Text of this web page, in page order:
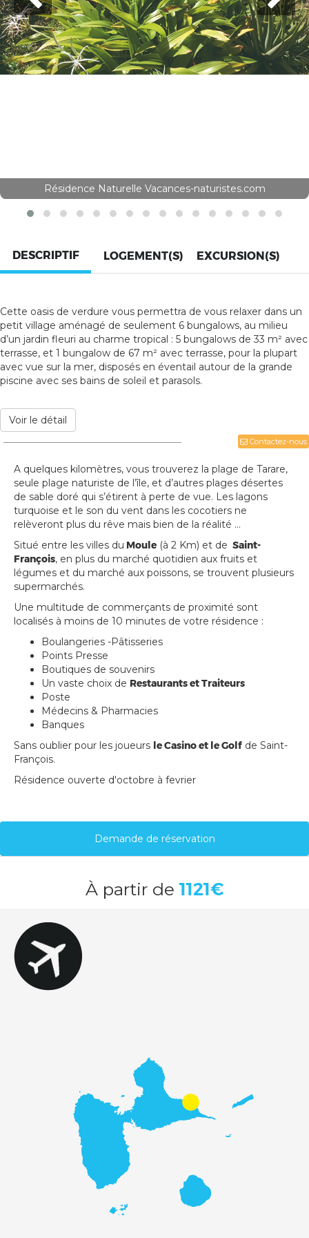
Résidence Naturelle Vacances-naturistes.com
DESCRIPTIF LOGEMENT(S) EXCURSION(S)
Cette oasis de verdure vous permettra de vous relaxer dans un
petit village aménagé de seulement 6 bungalows, au milieu
d’un jardin fleuri au charme tropical : 5 bungalows de 33 m² avec
terrasse, et 1 bungalow de 67 m² avec terrasse, pour la plupart
avec vue sur la mer, disposés en éventail autour de la grande
piscine avec ses bains de soleil et parasols.
Voir le détail
Contactez-nous
A quelques kilomètres, vous trouverez la plage de Tarare,
seule plage naturiste de l’île, et d’autres plages désertes
de sable doré qui s’étirent à perte de vue. Les lagons
turquoise et le son du vent dans les cocotiers ne
relèveront plus du rêve mais bien de la réalité ...
Situé entre les villes du Moule (à 2 Km) et de Saint-
François, en plus du marché quotidien aux fruits et
légumes et du marché aux poissons, se trouvent plusieurs
supermarchés.
Une multitude de commerçants de proximité sont
localisés à moins de 10 minutes de votre résidence :
Boulangeries -Pâtisseries
Points Presse
Boutiques de souvenirs
Un vaste choix de Restaurants et Traiteurs
Poste
Médecins & Pharmacies
Banques
Sans oublier pour les joueurs le Casino et le Golf de Saint-
François.
Résidence ouverte d'octobre à fevrier
Demande de réservation
Àpartir de1121€